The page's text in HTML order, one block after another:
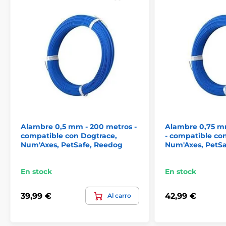
Las especificaciones técnicas pueden cambiar sin
previo aviso. Las imágenes tienen únicamente
carácter ilustrativo.
El producto aparece en las categorías
Accesorios Vallas
Alambre 0,5 mm - 200 metros -
compatible con Dogtrace,
Num'Axes, PetSafe, Reedog
En stock
39,99 € Al carro
Alambre 0,75
- compatible
Num'Axes,
En stock
42,99 €